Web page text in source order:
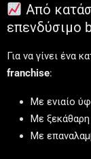
Από
επενδύσιμο
Για να γίνει ένα
franchise:
Με ενιαίο
Με ξεκάθαρη
Με